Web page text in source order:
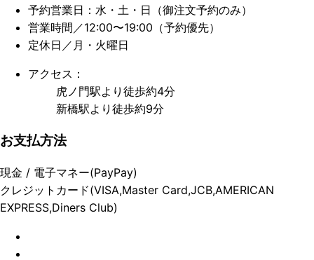
予約営業日：水・土・日（御注文予約のみ）
営業時間／12:00〜19:00（予約優先）
定休日／月・火曜日
アクセス：
虎ノ門駅より徒歩約4分
新橋駅より徒歩約9分
お支払方法
現金 / 電子マネー(PayPay)
クレジットカード(VISA,Master Card,JCB,AMERICAN
EXPRESS,Diners Club)